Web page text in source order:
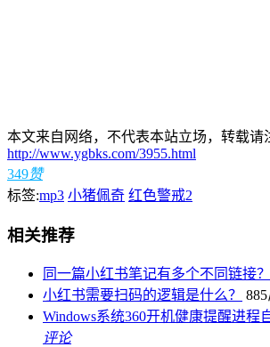
本文来自网络，不代表本站立场，转载请
http://www.ygbks.com/3955.html
349赞
标签:mp3 小猪佩奇 红色警戒2
相关推荐
同一篇小红书笔记有多个不同链接？
小红书需要扫码的逻辑是什么？
885
Windows系统360开机健康提醒进程
评论